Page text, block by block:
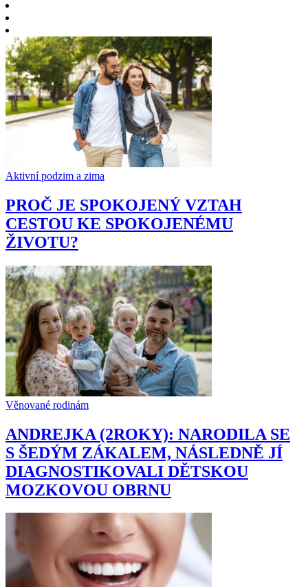
Aktivní podzim a zima
PROČ JE SPOKOJENÝ VZTAH
CESTOU KE SPOKOJENÉMU
ŽIVOTU?
Věnované rodinám
ANDREJKA (2ROKY): NARODILA SE
S ŠEDÝM ZÁKALEM, NÁSLEDNĚ JÍ
DIAGNOSTIKOVALI DĚTSKOU
MOZKOVOU OBRNU